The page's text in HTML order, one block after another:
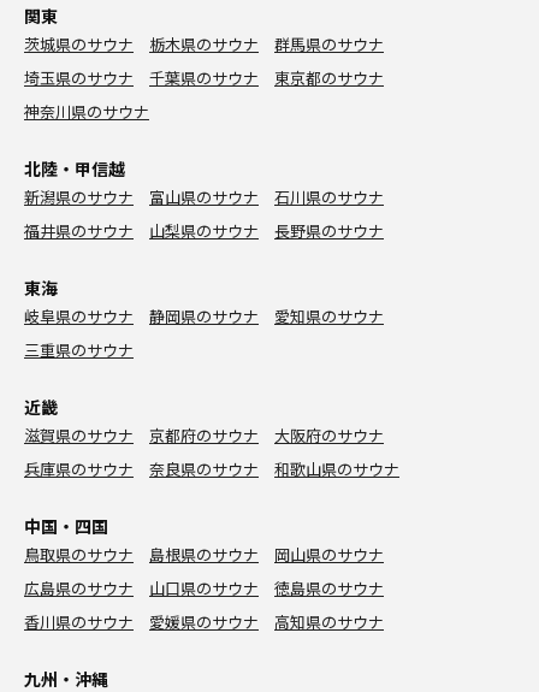
関東
茨城県のサウナ 栃木県のサウナ
群馬県のサウナ
埼玉県のサウナ
千葉県のサウナ
東京都のサウナ
神奈川県のサウナ
北陸・甲信越
新潟県のサウナ 富山県のサウナ
石川県のサウナ
福井県のサウナ
山梨県のサウナ 長野県のサウナ
東海
岐阜県のサウナ 静岡県のサウナ
愛知県のサウナ
三重県のサウナ
近畿
滋賀県のサウナ 京都府のサウナ
大阪府のサウナ
兵庫県のサウナ
奈良県のサウナ 和歌山県のサウナ
中国・四国
鳥取県のサウナ 島根県のサウナ
岡山県のサウナ
広島県のサウナ
山口県のサウナ
徳島県のサウナ
香川県のサウナ
愛媛県のサウナ 高知県のサウナ
九州・沖縄